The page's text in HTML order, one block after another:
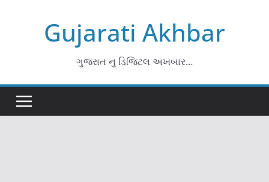
Gujarati Akhbar
ગુજરાત નુ ડિજિટલ અખબાર…